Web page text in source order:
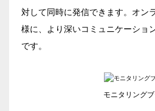
対して同時に発信できます。オン
様に、より深いコミュニケーショ
です。
モニタリング
こちらの
スクール
2名掛け
スクール
3名掛け
島型